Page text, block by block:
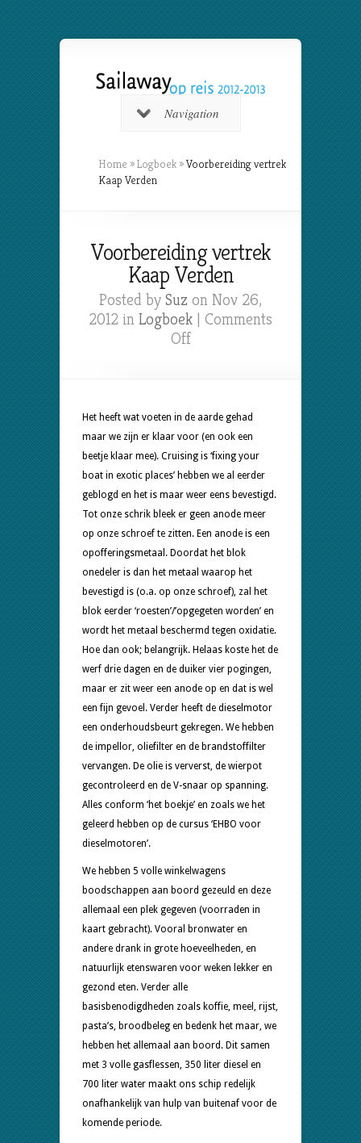
Navigation
Home »Logboek »Voorbereiding vertrek
Kaap Verden
Voorbereiding vertrek
Kaap Verden
Posted by Suz on Nov 26,
2012 in Logboek | Comments
Offon
Verden
Het heeft wat voeten in de aarde gehad
maar we zijn er klaar voor (en ook een
beetje klaar mee). Cruising is ‘fixing your
boat in exotic places’ hebben we al eerder
geblogd en het is maar weer eens bevestigd.
Tot onze schrik bleek er geen anode meer
op onze schroef te zitten. Een anode is een
opofferingsmetaal. Doordat het blok
onedeler is dan het metaal waarop het
bevestigd is (o.a. op onze schroef), zal het
blok eerder ‘roesten’/’opgegeten worden’ en
wordt het metaal beschermd tegen oxidatie.
Hoe dan ook; belangrijk. Helaas koste het de
werf drie dagen en de duiker vier pogingen,
maar er zit weer een anode op en dat is wel
een fijn gevoel. Verder heeft de dieselmotor
een onderhoudsbeurt gekregen. We hebben
de impellor, oliefilter en de brandstoffilter
vervangen. De olie is ververst, de wierpot
gecontroleerd en de V-snaar op spanning.
Alles conform ‘het boekje’ en zoals we het
geleerd hebben op de cursus ‘EHBO voor
dieselmotoren’.
We hebben 5 volle winkelwagens
boodschappen aan boord gezeuld en deze
allemaal een plek gegeven (voorraden in
kaart gebracht). Vooral bronwater en
andere drank in grote hoeveelheden, en
natuurlijk etenswaren voor weken lekker en
gezond eten. Verder alle
basisbenodigdheden zoals koffie, meel, rijst,
pasta’s, broodbeleg en bedenk het maar, we
hebben het allemaal aan boord. Dit samen
met 3 volle gasflessen, 350 liter diesel en
700 liter water maakt ons schip redelijk
onafhankelijk van hulp van buitenaf voor de
komende periode.